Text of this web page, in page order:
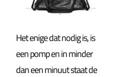
Het enige dat nodig is, is
een pomp en in minder
dan een minuut staat de